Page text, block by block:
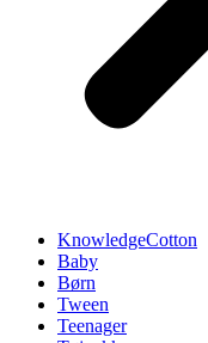
KnowledgeCotton
Baby
Børn
Tween
Teenager